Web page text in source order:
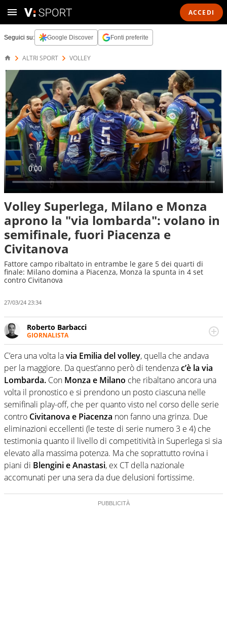
ACCEDI
Seguici su: Google Discover Fonti preferite
ALTRI SPORT VOLLEY
Volley Superlega, Milano e Monza
aprono la "via lombarda": volano in
semifinale, fuori Piacenza e
Civitanova
Fattore campo ribaltato in entrambe le gare 5 dei quarti di
finale: Milano domina a Piacenza, Monza la spunta in 4 set
contro Civitanova
27/03/24 23:34
Roberto Barbacci
GIORNALISTA
Giornalista (pubblicista) sportivo a tutto campo, è il
tuttologo di Virgilio Sport. Provate a chiedergli di boxe, di
scherma, di volley o di curling: ve ne farà innamorare
C’era una volta lavia Emilia del volley, quella che andava
per la maggiore. Da quest’anno però di tendenzac’è la via
Lombarda. Con Monza e Milano che ribaltano ancora una
volta il pronostico e si prendono un posto ciascuna nelle
semifinali play-off, che per quanto visto nel corso delle serie
contro Civitanova e Piacenza non fanno una grinza. Due
eliminazioni eccellenti (le teste di serie numero 3 e 4) che
testimonia quanto il livello di competitività in Superlega si sia
elevato alla massima potenza. Ma che soprattutto rovina i
piani di Blengini e Anastasi, ex CT della nazionale
accomunati per una sera da due delusioni fortissime.